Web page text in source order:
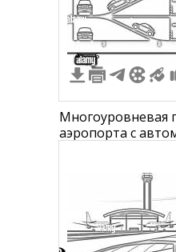
4 6
Многоуровневая
аэропорта с